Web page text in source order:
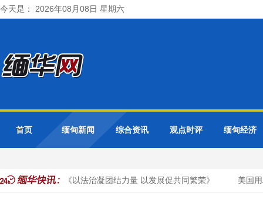
今天是： 2026年08月08日 星期六
首页 缅甸新闻 综合资讯 观点时评 缅甸经济
发表署名文章《以法治凝团结力量 以发展促共同繁荣》 美国用